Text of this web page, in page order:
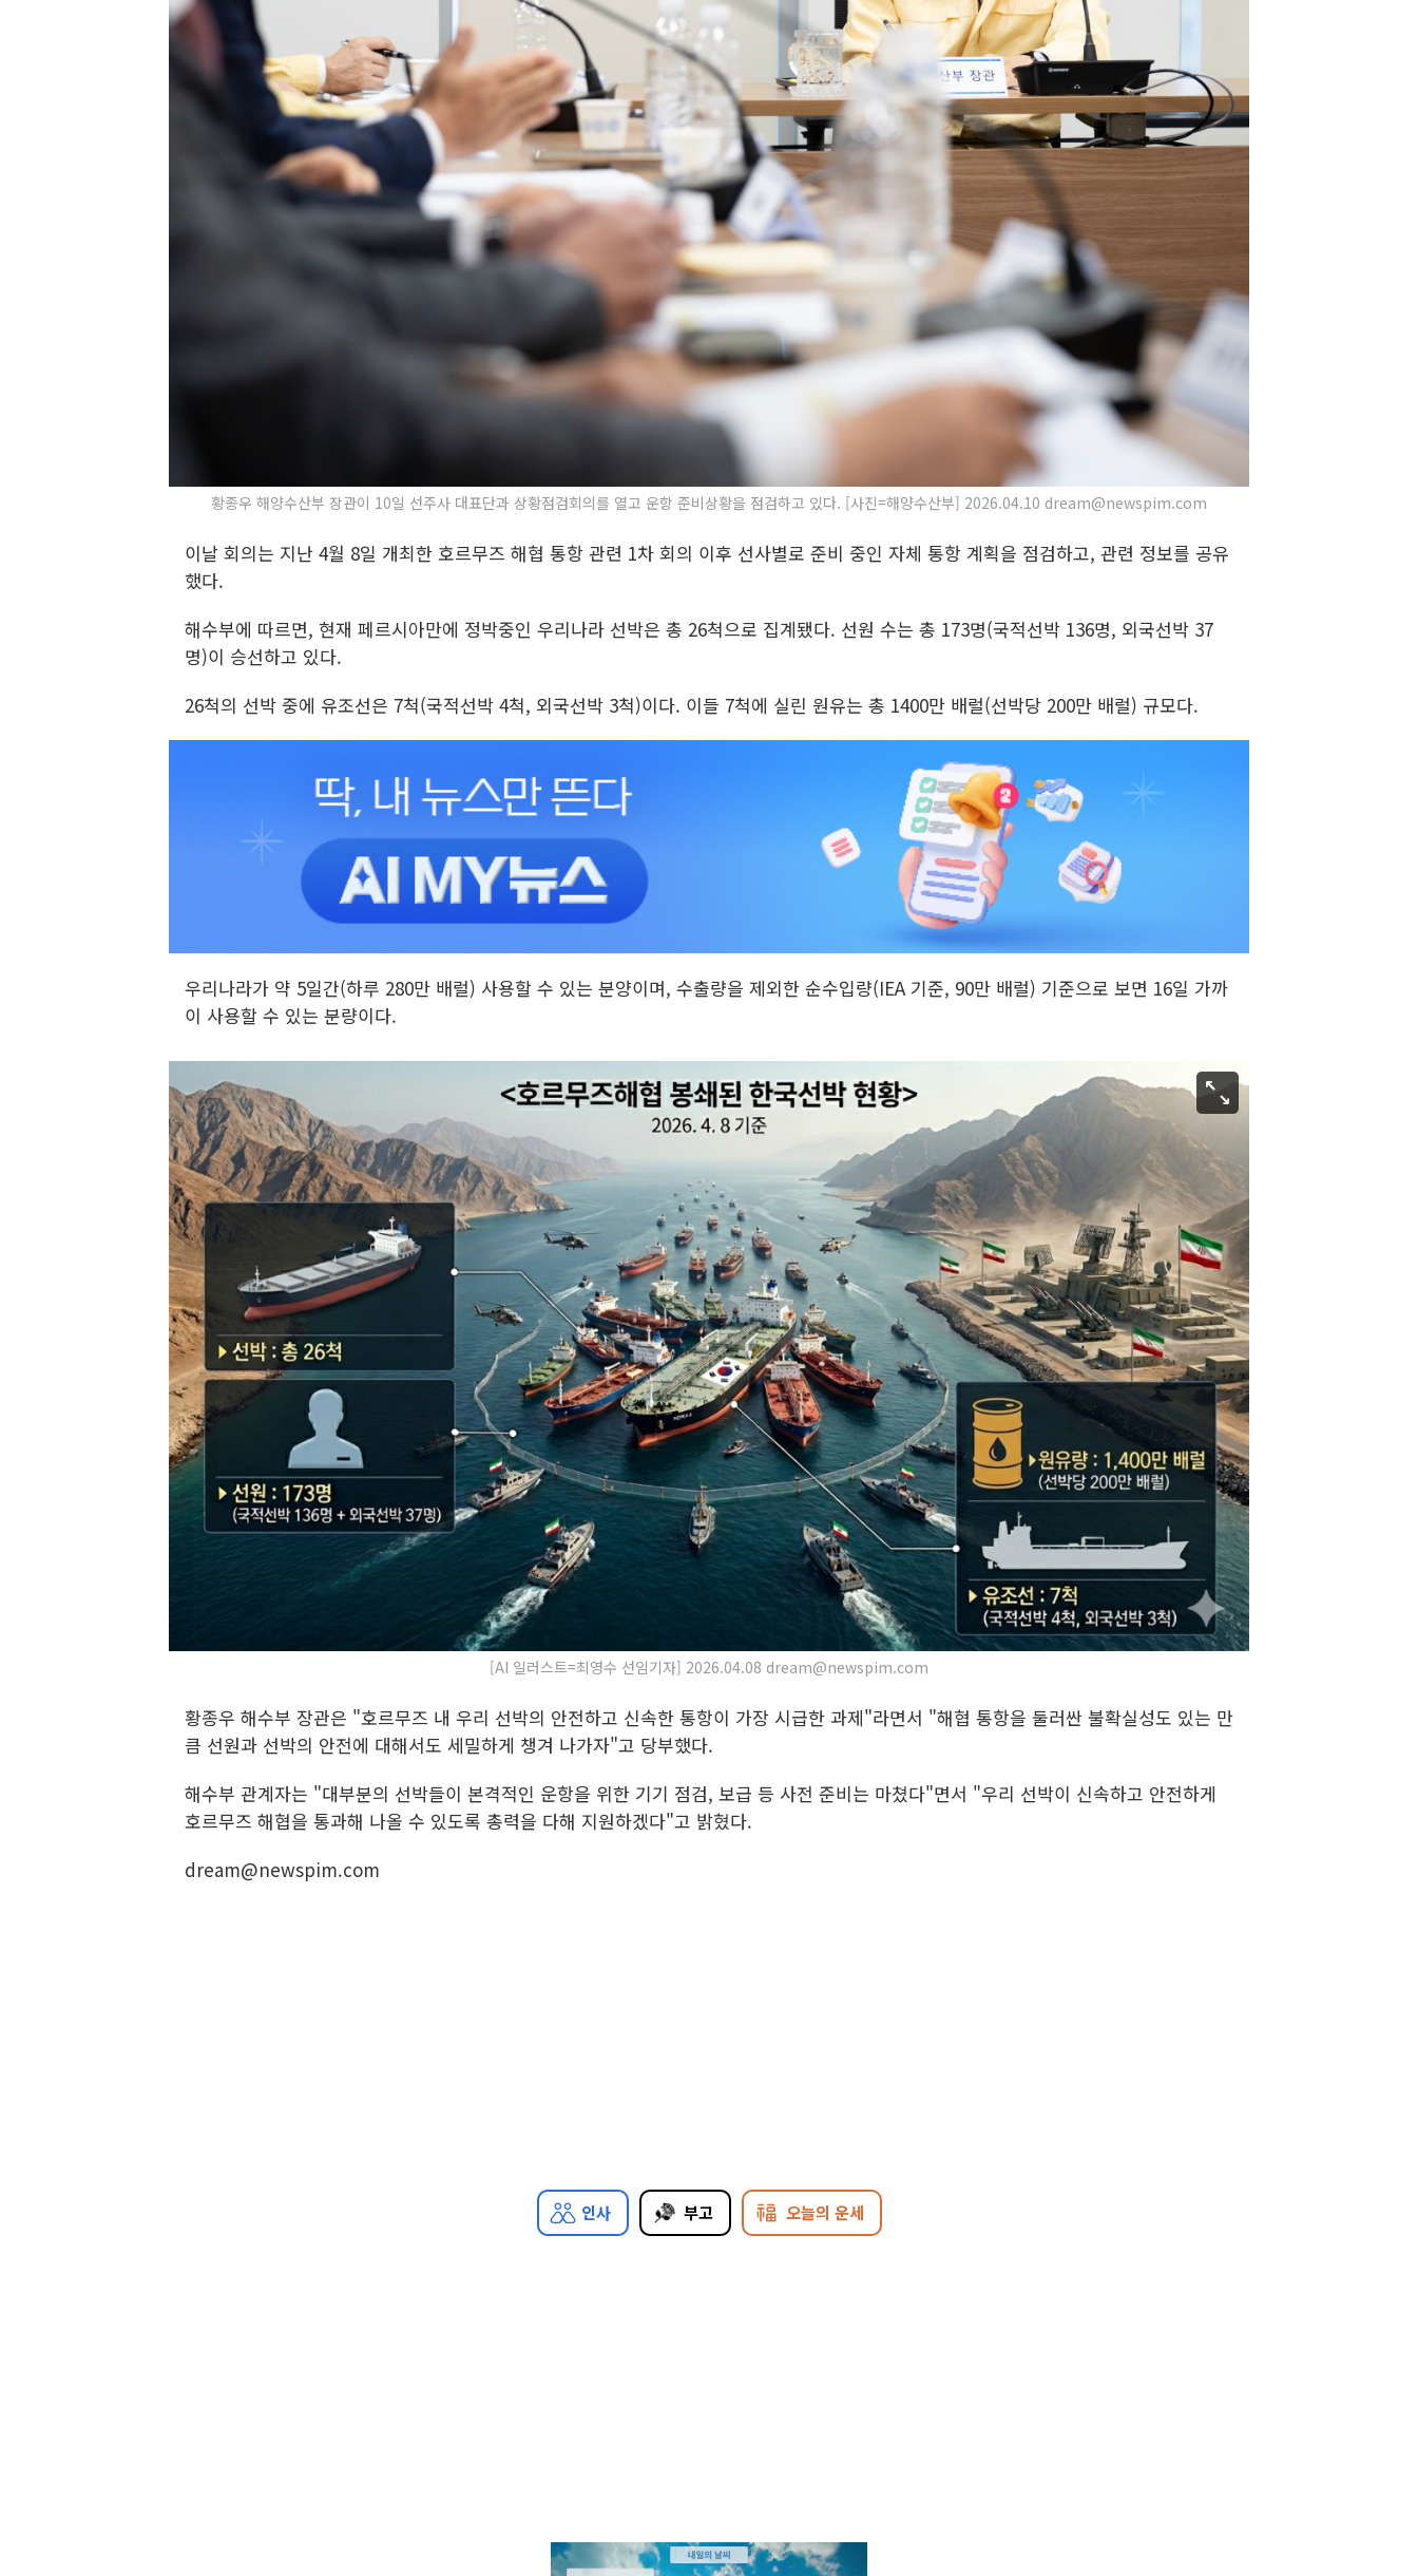
황종우 해양수산부 장관이 10일 선주사 대표단과 상황점검회의를 열고 운항 준비상황을 점검하고 있다. [사진=해양수산부] 2026.04.10 dream@newspim.com
이날 회의는 지난 4월 8일 개최한 호르무즈 해협 통항 관련 1차 회의 이후 선사별로 준비 중인 자체 통항 계획을 점검하고, 관련 정보를 공유
했다.
해수부에 따르면, 현재 페르시아만에 정박중인 우리나라 선박은 총 26척으로 집계됐다. 선원 수는 총 173명(국적선박 136명, 외국선박 37
명)이 승선하고 있다.
26척의 선박 중에 유조선은 7척(국적선박 4척, 외국선박 3척)이다. 이들 7척에 실린 원유는 총 1400만 배럴(선박당 200만 배럴) 규모다.
우리나라가 약 5일간(하루 280만 배럴) 사용할 수 있는 분양이며, 수출량을 제외한 순수입량(IEA 기준, 90만 배럴) 기준으로 보면 16일 가까
이 사용할 수 있는 분량이다.
[AI 일러스트=최영수 선임기자] 2026.04.08 dream@newspim.com
황종우 해수부 장관은 "호르무즈 내 우리 선박의 안전하고 신속한 통항이 가장 시급한 과제"라면서 "해협 통항을 둘러싼 불확실성도 있는 만
큼 선원과 선박의 안전에 대해서도 세밀하게 챙겨 나가자"고 당부했다.
해수부 관계자는 "대부분의 선박들이 본격적인 운항을 위한 기기 점검, 보급 등 사전 준비는 마쳤다"면서 "우리 선박이 신속하고 안전하게
호르무즈 해협을 통과해 나올 수 있도록 총력을 다해 지원하겠다"고 밝혔다.
dream@newspim.com
인사 부고 오늘의 운세